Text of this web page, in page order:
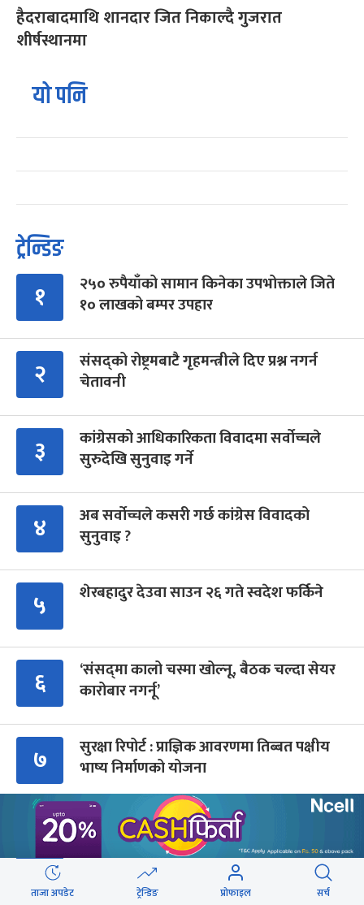
हैदराबादमाथि शानदार जित निकाल्दै गुजरात
शीर्षस्थानमा
यो पनि
ट्रेन्डिङ
१
२५० रुपैयाँको सामान किनेका उपभोक्ताले जिते
१० लाखको बम्पर उपहार
२
संसद्को रोष्ट्रमबाटै गृहमन्त्रीले दिए प्रश्न नगर्न
चेतावनी
३
कांग्रेसको आधिकारिकता विवादमा सर्वोच्चले
सुरुदेखि सुनुवाइ गर्ने
४
अब सर्वोच्चले कसरी गर्छ कांग्रेस विवादको
सुनुवाइ ?
५ शेरबहादुर देउवा साउन २६ गते स्वदेश फर्किने
६
‘संसद्‍मा कालो चस्मा खोल्नू, बैठक चल्दा सेयर
कारोबार नगर्नू’
७
सुरक्षा रिपोर्ट : प्राज्ञिक आवरणमा तिब्बत पक्षीय
भाष्य निर्माणको योजना
८
पर्वतारोही पुरबहादुर गुरुङको अन्त्येष्टि
(तस्वीरहरू)
ताजा अपडेट ट्रेन्डिङ प्रोफाइल सर्च